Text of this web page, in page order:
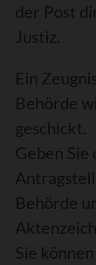
der Post
Justiz.
Ein
Behörde
geschickt.
Geben Sie
Behörde
Sie